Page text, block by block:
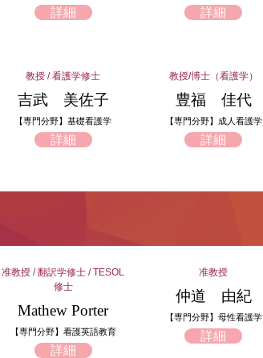
詳細 詳細
教授 / 看護学修士
吉武 美佐子
【専門分野】基礎看護学
詳細
教授/博士（看護学）
豊福 佳代
【専門分野】成人看護学
詳細
准教授 / 翻訳学修士 / TESOL
修士
Mathew Porter
【専門分野】看護英語教育
詳細
准教授
仲道 由紀
【専門分野】母性看護学
詳細